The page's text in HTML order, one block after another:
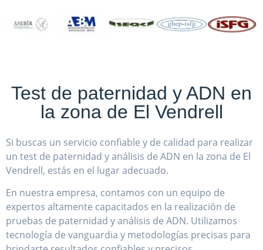
Test de paternidad y ADN en
la zona de El Vendrell
Si buscas un servicio confiable y de calidad para realizar
un test de paternidad y análisis de ADN en la zona de El
Vendrell, estás en el lugar adecuado.
En nuestra empresa, contamos con un equipo de
expertos altamente capacitados en la realización de
pruebas de paternidad y análisis de ADN. Utilizamos
tecnología de vanguardia y metodologías precisas para